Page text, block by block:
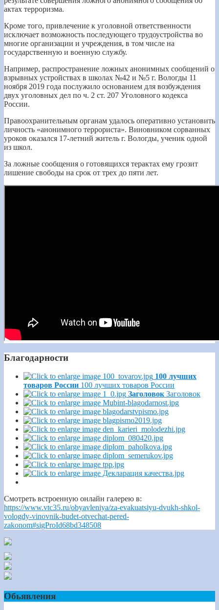
актах терроризма.
Кроме того, привлечение к уголовной ответственности
исключает возможность последующего трудоустройства во
многие организации и учреждения, в том числе на
государственную и военную службу.
Например, распространение ложных анонимных сообщений о
взрывных устройствах в школах №42 и №5 г. Вологды 11
ноября 2019 года послужило основанием для возбуждения
двух уголовных дел по ч. 2 ст. 207 Уголовного кодекса
России.
Правоохранительным органам удалось оперативно установить
личность «анонимного террориста». Виновником сорванных
уроков оказался 17-летний житель г. Вологды, ученик одной
из школ.
За ложные сообщения о готовящихся терактах ему грозит
лишение свободы на срок от трех до пяти лет.
Благодарности
100 лучших
товаров России 100 лучших товаров России
Заголовок Заголовок
Смотреть встроенную онлайн галерею в:
https://www.vtc35.ru/obyavleniya/za-evakuatsiyu-dvukh-shkol-
vologdy-vinovnik-budet-otvechat-pered-
zakonom#sigProId68bd348508
Обьявления